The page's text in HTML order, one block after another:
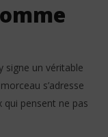
signe un véritable
s’adresse
qui pensent ne pas